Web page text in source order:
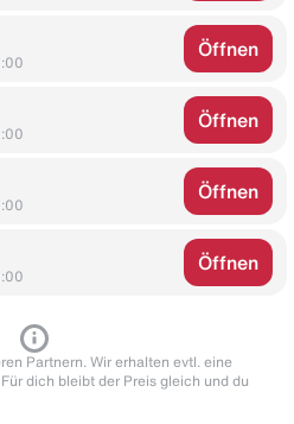
Öffnen
Öffnen
Öffnen
Öffnen
Partnern. Wir erhalten evtl. eine
dich bleibt der Preis gleich und du